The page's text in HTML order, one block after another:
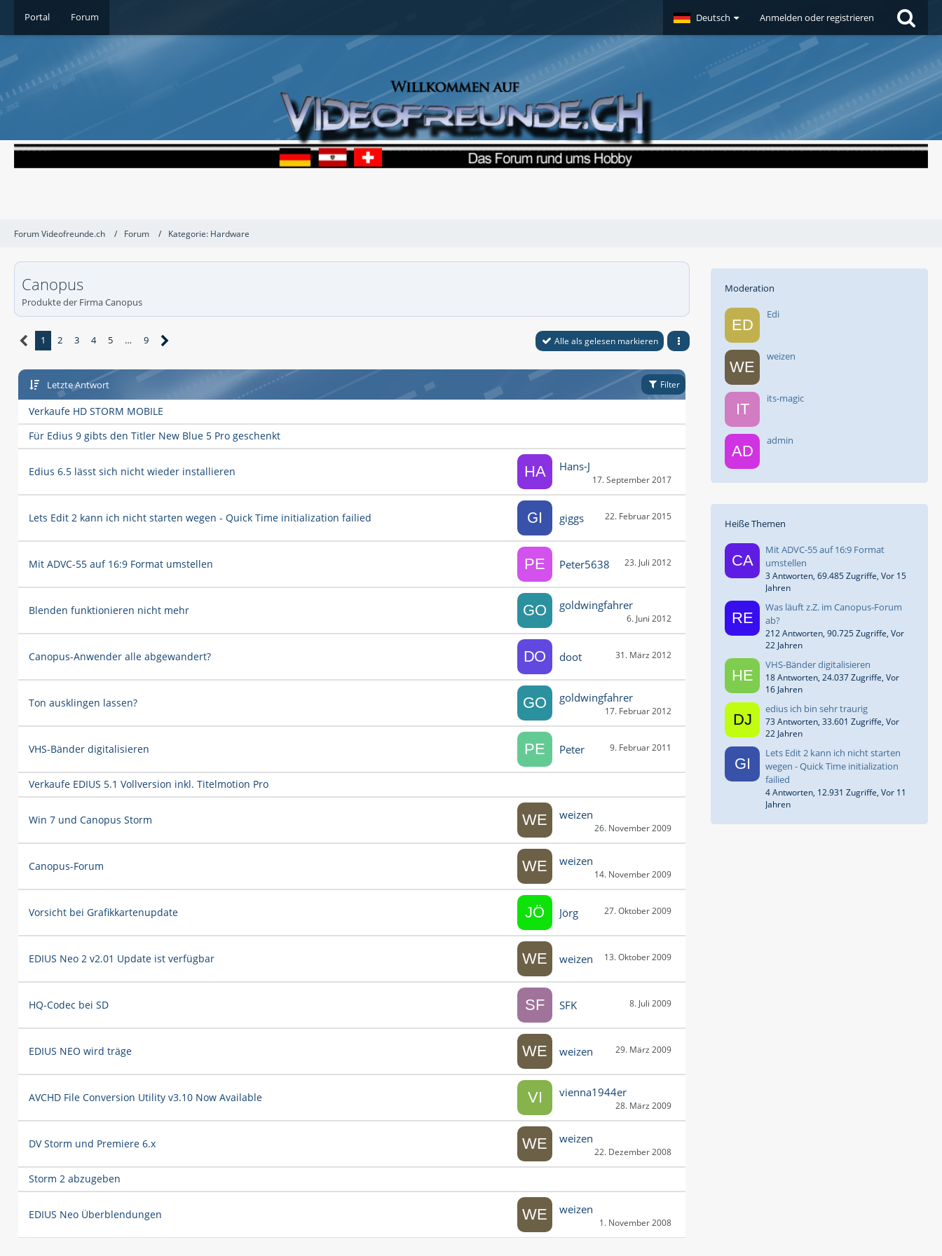
Portal Forum Deutsch Anmelden oder registrieren
Forum Videofreunde.ch Forum Kategorie: Hardware
Canopus
Produkte der Firma Canopus
1 2 3 4 5 … 9 Alle als gelesen markieren
Letzte Antwort Filter
Verkaufe HD STORM MOBILE
Für Edius 9 gibts den Titler New Blue 5 Pro geschenkt
Edius 6.5 lässt sich nicht wieder installieren Hans-J
17. September 2017
Lets Edit 2 kann ich nicht starten wegen - Quick Time initialization failied giggs 22. Februar 2015
Mit ADVC-55 auf 16:9 Format umstellen Peter5638 23. Juli 2012
Blenden funktionieren nicht mehr goldwingfahrer
6. Juni 2012
Canopus-Anwender alle abgewandert? doot 31. März 2012
Ton ausklingen lassen? goldwingfahrer
17. Februar 2012
VHS-Bänder digitalisieren Peter 9. Februar 2011
Verkaufe EDIUS 5.1 Vollversion inkl. Titelmotion Pro
Win 7 und Canopus Storm weizen
26. November 2009
Canopus-Forum weizen
14. November 2009
Vorsicht bei Grafikkartenupdate Jörg 27. Oktober 2009
EDIUS Neo 2 v2.01 Update ist verfügbar weizen 13. Oktober 2009
HQ-Codec bei SD SFK 8. Juli 2009
EDIUS NEO wird träge weizen 29. März 2009
AVCHD File Conversion Utility v3.10 Now Available vienna1944er
28. März 2009
DV Storm und Premiere 6.x weizen
22. Dezember 2008
Storm 2 abzugeben
EDIUS Neo Überblendungen weizen
1. November 2008
Moderation
Edi
weizen
its-magic
admin
Heiße Themen
Mit ADVC-55 auf 16:9 Format
umstellen
3 Antworten, 69.485 Zugriffe, Vor 15
Jahren
Was läuft z.Z. im Canopus-Forum
ab?
212 Antworten, 90.725 Zugriffe, Vor
22 Jahren
VHS-Bänder digitalisieren
18 Antworten, 24.037 Zugriffe, Vor
16 Jahren
edius ich bin sehr traurig
73 Antworten, 33.601 Zugriffe, Vor
22 Jahren
Lets Edit 2 kann ich nicht starten
wegen - Quick Time initialization
failied
4 Antworten, 12.931 Zugriffe, Vor 11
Jahren